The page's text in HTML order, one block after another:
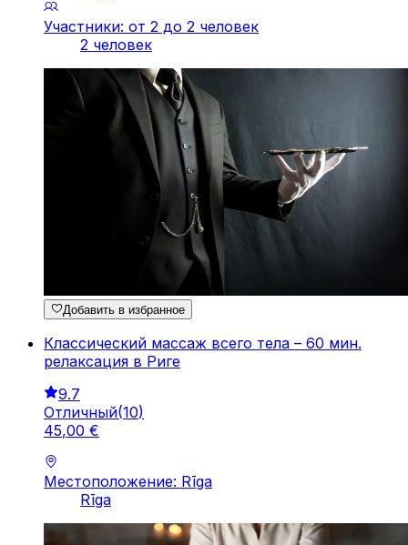
Участники: от 2 до 2 человек
2 человек
Добавить в избранное
Классический массаж всего тела – 60 мин.
релаксация в Риге
9.7
Отличный(10)
45,00 €
Местоположение: Rīga
Rīga